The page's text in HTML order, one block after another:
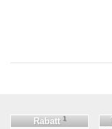
Rabatt 1